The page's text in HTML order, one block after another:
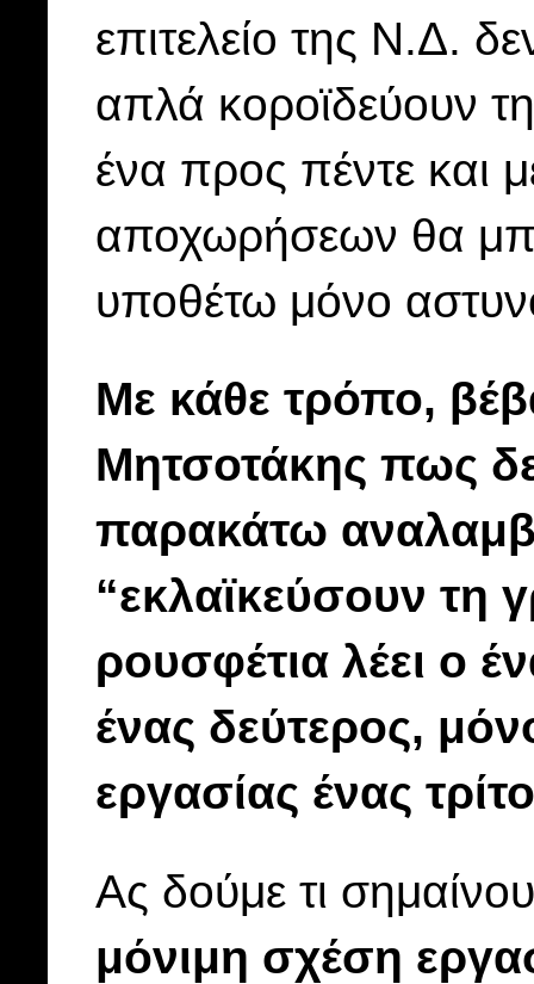
επιτελείο της Ν.Δ.
απλά κοροϊδεύουν
ένα προς πέντε και
αποχωρήσεων θα
υποθέτω μόνο
Με κάθε τρόπο,
Μητσοτάκης πως
παρακάτω
“εκλαϊκεύσουν τη
ρουσφέτια λέει ο
ένας δεύτερος,
εργασίας ένας
Ας δούμε τι
μόνιμη σχέση